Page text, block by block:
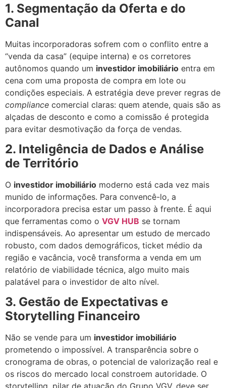
1. Segmentação da Oferta e do
Canal
Muitas incorporadoras sofrem com o conflito entre a
“venda da casa” (equipe interna) e os corretores
autônomos quando um investidor imobiliário entra em
cena com uma proposta de compra em lote ou
condições especiais. A estratégia deve prever regras de
compliance comercial claras: quem atende, quais são as
alçadas de desconto e como a comissão é protegida
para evitar desmotivação da força de vendas.
2. Inteligência de Dados e Análise
de Território
O investidor imobiliário moderno está cada vez mais
munido de informações. Para convencê-lo, a
incorporadora precisa estar um passo à frente. É aqui
que ferramentas como o VGV HUB se tornam
indispensáveis. Ao apresentar um estudo de mercado
robusto, com dados demográficos, ticket médio da
região e vacância, você transforma a venda em um
relatório de viabilidade técnica, algo muito mais
palatável para o investidor de alto nível.
3. Gestão de Expectativas e
Storytelling Financeiro
Não se vende para um investidor imobiliário
prometendo o impossível. A transparência sobre o
cronograma de obras, o potencial de valorização real e
os riscos do mercado local constroem autoridade. O